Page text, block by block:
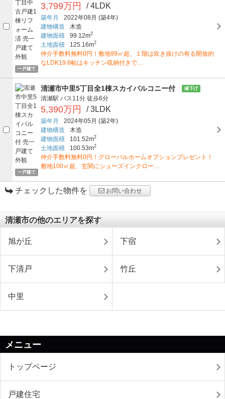
一戸建て
3,799万円 / 4LDK
築年月 2022年08月 (築4年)
建物構造
木造
建物面積
99.12m2
土地面積 125.16m2
仲介手数料無料0円！敷地99㎡超、１階は吹き抜けの有る開放的
なLDK19.6帖はキッチン収納付きで…
一戸建て
清瀬市中里5丁目全1棟スカイバルコニー付 値下げ
清瀬駅 バス11分 徒歩6分
5,390万円 / 3LDK
築年月 2024年05月 (築2年)
建物構造
木造
建物面積
101.52m2
土地面積 100.53m2
仲介手数料無料0円！グローバルホームオプションプレゼント！
敷地100㎡超、玄関にシューズインクロー…
チェックした物件を お問い合わせ
清瀬市の他のエリアを探す
旭が丘 下宿
下清戸 竹丘
中里
メニュー
トップページ
戸建住宅